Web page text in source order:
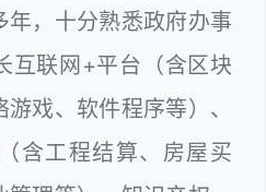
年，十分熟悉政府办事
互联网+平台（含区块
戏、软件程序等）、
含工程结算、房屋买